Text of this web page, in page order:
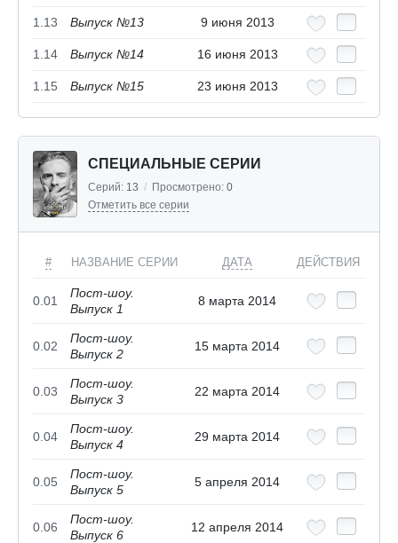
1.13 Выпуск №13 9 июня 2013
1.14 Выпуск №14 16 июня 2013
1.15 Выпуск №15 23 июня 2013
СПЕЦИАЛЬНЫЕ СЕРИИ
Серий: 13 / Просмотрено: 0
Отметить все серии
# НАЗВАНИЕ СЕРИИ ДАТА ДЕЙСТВИЯ
0.01
Пост-шоу.
Выпуск 1
8 марта 2014
0.02
Пост-шоу.
Выпуск 2
15 марта 2014
0.03
Пост-шоу.
Выпуск 3
22 марта 2014
0.04
Пост-шоу.
Выпуск 4
29 марта 2014
0.05
Пост-шоу.
Выпуск 5
5 апреля 2014
0.06
Пост-шоу.
Выпуск 6
12 апреля 2014